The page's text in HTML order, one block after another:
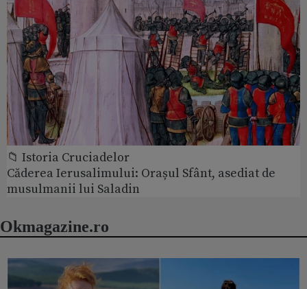
📁 Istoria Cruciadelor
Căderea Ierusalimului: Orașul Sfânt, asediat de
musulmanii lui Saladin
Okmagazine.ro